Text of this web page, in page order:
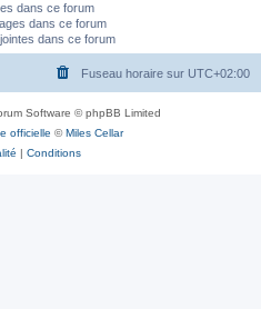
dans ce forum
dans ce forum
dans ce forum
Fuseau horaire sur UTC+02:00
Software © phpBB Limited
officielle ©Miles Cellar
| Conditions